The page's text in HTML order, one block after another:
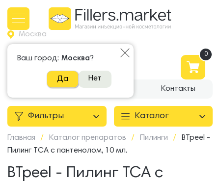
Москва
Ваш город: Москва?
Да Нет
+7 965 500 81 81
О компании Доставка Контакты
Фильтры Каталог
Главная / Каталог препаратов / Пилинги /
BTpeel -
Пилинг ТСА с пантенолом, 10 мл.
BTpeel - Пилинг ТСА с